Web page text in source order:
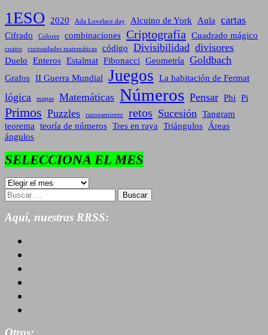
1ESO 2020 Ada Lovelace day Alcuino de York Aula cartas
Cifrado Colores combinaciones Criptografía Cuadrado mágico
cuatro curiosidades matemáticas código Divisibilidad divisores
Duelo Enteros Estalmat Fibonacci Geometría Goldbach
Grafos II Guerra Mundial Juegos La habitación de Fermat
lógica mapas Matemáticas Números Pensar Phi Pi
Primos Puzzles razonamiento retos Sucesión
Tangram
teorema
teoría de números Tres en raya Triángulos
Áreas
ángulos
SELECCIONA EL MES
SELECCIONA
EL
MES
Buscar:
Aquí, nuestras RRSS:
Otros: